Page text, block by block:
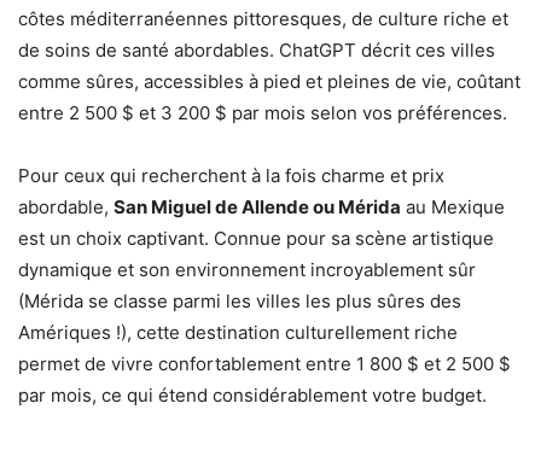
côtes méditerranéennes pittoresques, de culture riche et
de soins de santé abordables. ChatGPT décrit ces villes
comme sûres, accessibles à pied et pleines de vie, coûtant
entre 2 500 $ et 3 200 $ par mois selon vos préférences.
Pour ceux qui recherchent à la fois charme et prix
abordable, San Miguel de Allende ou Mérida au Mexique
est un choix captivant. Connue pour sa scène artistique
dynamique et son environnement incroyablement sûr
(Mérida se classe parmi les villes les plus sûres des
Amériques !), cette destination culturellement riche
permet de vivre confortablement entre 1 800 $ et 2 500 $
par mois, ce qui étend considérablement votre budget.